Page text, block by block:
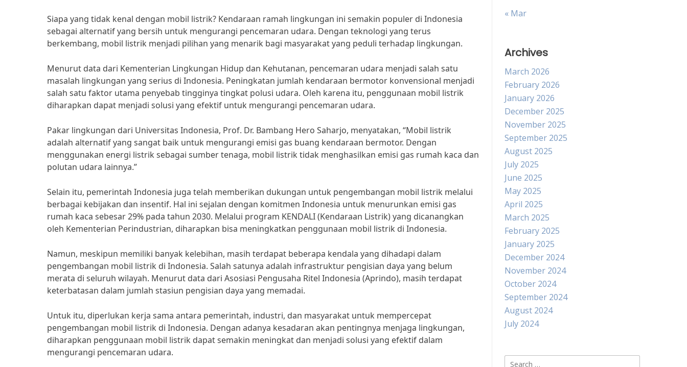
Siapa yang tidak kenal dengan mobil listrik? Kendaraan ramah lingkungan ini semakin populer di Indonesia
sebagai alternatif yang bersih untuk mengurangi pencemaran udara. Dengan teknologi yang terus
berkembang, mobil listrik menjadi pilihan yang menarik bagi masyarakat yang peduli terhadap lingkungan.
Menurut data dari Kementerian Lingkungan Hidup dan Kehutanan, pencemaran udara menjadi salah satu
masalah lingkungan yang serius di Indonesia. Peningkatan jumlah kendaraan bermotor konvensional menjadi
salah satu faktor utama penyebab tingginya tingkat polusi udara. Oleh karena itu, penggunaan mobil listrik
diharapkan dapat menjadi solusi yang efektif untuk mengurangi pencemaran udara.
Pakar lingkungan dari Universitas Indonesia, Prof. Dr. Bambang Hero Saharjo, menyatakan, “Mobil listrik
adalah alternatif yang sangat baik untuk mengurangi emisi gas buang kendaraan bermotor. Dengan
menggunakan energi listrik sebagai sumber tenaga, mobil listrik tidak menghasilkan emisi gas rumah kaca dan
polutan udara lainnya.”
Selain itu, pemerintah Indonesia juga telah memberikan dukungan untuk pengembangan mobil listrik melalui
berbagai kebijakan dan insentif. Hal ini sejalan dengan komitmen Indonesia untuk menurunkan emisi gas
rumah kaca sebesar 29% pada tahun 2030. Melalui program KENDALI (Kendaraan Listrik) yang dicanangkan
oleh Kementerian Perindustrian, diharapkan bisa meningkatkan penggunaan mobil listrik di Indonesia.
Namun, meskipun memiliki banyak kelebihan, masih terdapat beberapa kendala yang dihadapi dalam
pengembangan mobil listrik di Indonesia. Salah satunya adalah infrastruktur pengisian daya yang belum
merata di seluruh wilayah. Menurut data dari Asosiasi Pengusaha Ritel Indonesia (Aprindo), masih terdapat
keterbatasan dalam jumlah stasiun pengisian daya yang memadai.
Untuk itu, diperlukan kerja sama antara pemerintah, industri, dan masyarakat untuk mempercepat
pengembangan mobil listrik di Indonesia. Dengan adanya kesadaran akan pentingnya menjaga lingkungan,
diharapkan penggunaan mobil listrik dapat semakin meningkat dan menjadi solusi yang efektif dalam
mengurangi pencemaran udara.
« Mar
Archives
March 2026
February 2026
January 2026
December 2025
November 2025
September 2025
August 2025
July 2025
June 2025
May 2025
April 2025
March 2025
February 2025
January 2025
December 2024
November 2024
October 2024
September 2024
August 2024
July 2024
Search